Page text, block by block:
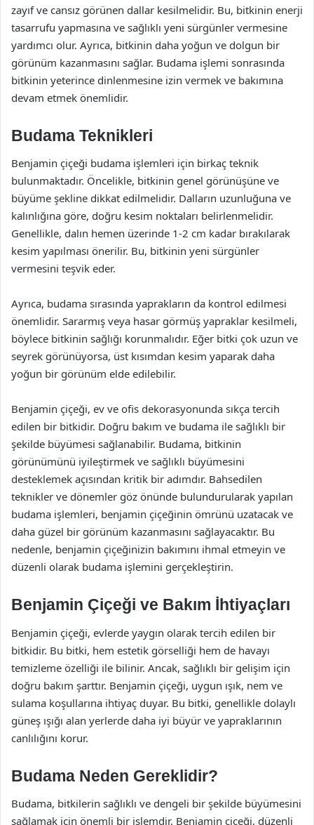
zayıf ve cansız görünen dallar kesilmelidir. Bu, bitkinin enerji
tasarrufu yapmasına ve sağlıklı yeni sürgünler vermesine
yardımcı olur. Ayrıca, bitkinin daha yoğun ve dolgun bir
görünüm kazanmasını sağlar. Budama işlemi sonrasında
bitkinin yeterince dinlenmesine izin vermek ve bakımına
devam etmek önemlidir.
Budama Teknikleri
Benjamin çiçeği budama işlemleri için birkaç teknik
bulunmaktadır. Öncelikle, bitkinin genel görünüşüne ve
büyüme şekline dikkat edilmelidir. Dalların uzunluğuna ve
kalınlığına göre, doğru kesim noktaları belirlenmelidir.
Genellikle, dalın hemen üzerinde 1-2 cm kadar bırakılarak
kesim yapılması önerilir. Bu, bitkinin yeni sürgünler
vermesini teşvik eder.
Ayrıca, budama sırasında yaprakların da kontrol edilmesi
önemlidir. Sararmış veya hasar görmüş yapraklar kesilmeli,
böylece bitkinin sağlığı korunmalıdır. Eğer bitki çok uzun ve
seyrek görünüyorsa, üst kısımdan kesim yaparak daha
yoğun bir görünüm elde edilebilir.
Benjamin çiçeği, ev ve ofis dekorasyonunda sıkça tercih
edilen bir bitkidir. Doğru bakım ve budama ile sağlıklı bir
şekilde büyümesi sağlanabilir. Budama, bitkinin
görünümünü iyileştirmek ve sağlıklı büyümesini
desteklemek açısından kritik bir adımdır. Bahsedilen
teknikler ve dönemler göz önünde bulundurularak yapılan
budama işlemleri, benjamin çiçeğinin ömrünü uzatacak ve
daha güzel bir görünüm kazanmasını sağlayacaktır. Bu
nedenle, benjamin çiçeğinizin bakımını ihmal etmeyin ve
düzenli olarak budama işlemini gerçekleştirin.
Benjamin Çiçeği ve Bakım İhtiyaçları
Benjamin çiçeği, evlerde yaygın olarak tercih edilen bir
bitkidir. Bu bitki, hem estetik görselliği hem de havayı
temizleme özelliği ile bilinir. Ancak, sağlıklı bir gelişim için
doğru bakım şarttır. Benjamin çiçeği, uygun ışık, nem ve
sulama koşullarına ihtiyaç duyar. Bu bitki, genellikle dolaylı
güneş ışığı alan yerlerde daha iyi büyür ve yapraklarının
canlılığını korur.
Budama Neden Gereklidir?
Budama, bitkilerin sağlıklı ve dengeli bir şekilde büyümesini
sağlamak için önemli bir işlemdir. Benjamin çiçeği, düzenli